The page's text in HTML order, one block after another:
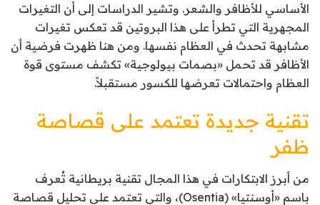
الأساسي للأظافر والشعر. وتشير الدراسات إلى أن التغيرات
المجهرية التي تطرأ على هذا البروتين قد تعكس تغيرات
مشابهة تحدث في العظام نفسها. ومن هنا ظهرت فرضية أن
الأظافر قد تحمل «بصمات بيولوجية» تكشف مستوى قوة
العظام واحتمالات تعرضها للكسور مستقبلاً.
تقنية جديدة تعتمد على قصاصة
ظفر
من أبرز الابتكارات في هذا المجال تقنية بريطانية تُعرف
باسم «أوسنتيا» (Osentia)، والتي تعتمد على تحليل قصاصة